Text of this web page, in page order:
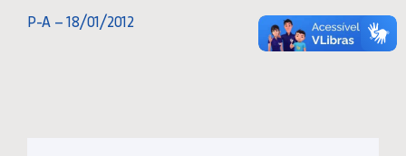
P-A – 18/01/2012